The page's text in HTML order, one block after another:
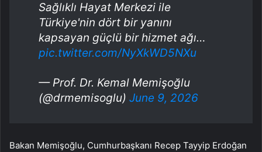
Sağlıklı Hayat Merkezi ile
Türkiye'nin dört bir yanını
kapsayan güçlü bir hizmet ağı…
pic.twitter.com/NyXkWD5NXu
— Prof. Dr. Kemal Memişoğlu
(@drmemisoglu) June 9, 2026
Bakan Memişoğlu, Cumhurbaşkanı Recep Tayyip Erdoğan